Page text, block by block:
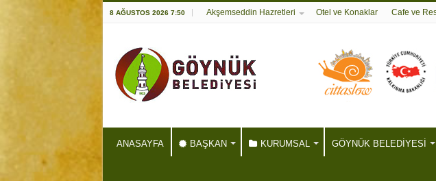
8 AĞUSTOS 2026 7:50 Akşemseddin Hazretleri Otel ve Konaklar Cafe ve
ANASAYFA BAŞKAN KURUMSAL GÖYNÜK BELEDİYESİ